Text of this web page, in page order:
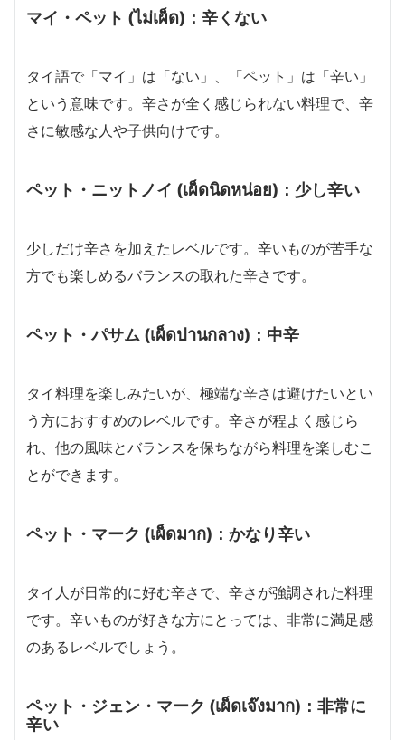
マイ・ペット (ไม่เผ็ด)：辛くない
タイ語で「マイ」は「ない」、「ペット」は「辛い」
という意味です。辛さが全く感じられない料理で、辛
さに敏感な人や子供向けです。
ペット・ニットノイ (เผ็ดนิดหน่อย)：少し辛い
少しだけ辛さを加えたレベルです。辛いものが苦手な
方でも楽しめるバランスの取れた辛さです。
ペット・パサム (เผ็ดปานกลาง)：中辛
タイ料理を楽しみたいが、極端な辛さは避けたいとい
う方におすすめのレベルです。辛さが程よく感じら
れ、他の風味とバランスを保ちながら料理を楽しむこ
とができます。
ペット・マーク (เผ็ดมาก)：かなり辛い
タイ人が日常的に好む辛さで、辛さが強調された料理
です。辛いものが好きな方にとっては、非常に満足感
のあるレベルでしょう。
ペット・ジェン・マーク (เผ็ดเจ๊งมาก)：非常に
辛い